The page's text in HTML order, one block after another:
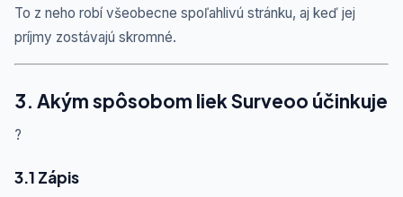
To z neho robí všeobecne spoľahlivú stránku, aj keď jej
príjmy zostávajú skromné.
3. Akým spôsobom liek Surveoo účinkuje
?
3.1 Zápis